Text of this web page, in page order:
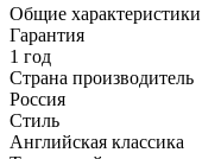
Общие характеристики
Гарантия
1 год
Страна производитель
Россия
Стиль
Английская классика